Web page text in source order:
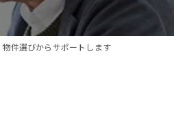
件選びからサポートします